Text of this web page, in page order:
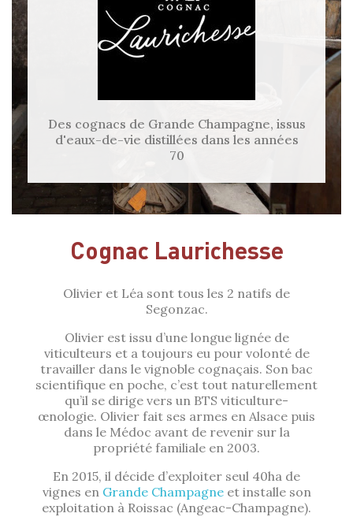
Des cognacs de Grande Champagne, issus
d'eaux-de-vie distillées dans les années
70
Cognac Laurichesse
Olivier et Léa sont tous les 2 natifs de
Segonzac.
Olivier est issu d’une longue lignée de
viticulteurs et a toujours eu pour volonté de
travailler dans le vignoble cognaçais. Son bac
scientifique en poche, c’est tout naturellement
qu’il se dirige vers un BTS viticulture-
œnologie. Olivier fait ses armes en Alsace puis
dans le Médoc avant de revenir sur la
propriété familiale en 2003.
En 2015, il décide d’exploiter seul 40ha de
vignes en Grande Champagneet installe son
exploitation à Roissac (Angeac-Champagne).